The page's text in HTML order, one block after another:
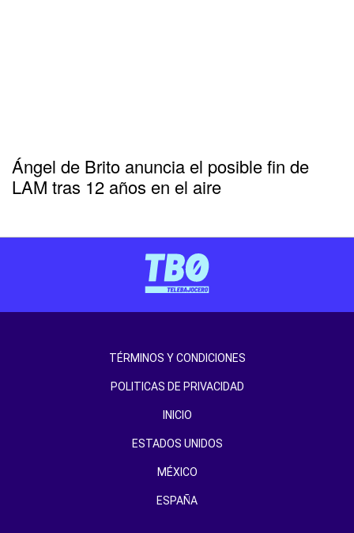
Ángel de Brito anuncia el posible fin de
LAM tras 12 años en el aire
TÉRMINOS Y CONDICIONES
POLITICAS DE PRIVACIDAD
INICIO
ESTADOS UNIDOS
MÉXICO
ESPAÑA